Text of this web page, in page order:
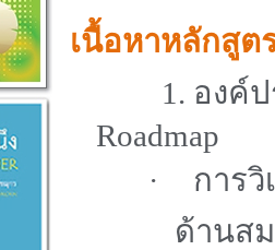
เนื้อหาหลักสูต
1. องค์
Roadmap
·
การ
ด้านส